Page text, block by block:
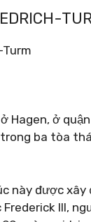
Hagen, ở
ba tòa
này được
III,